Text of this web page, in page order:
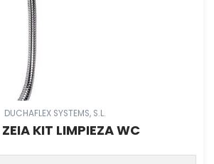
DUCHAFLEX SYSTEMS, S.L.
KIT LIMPIEZA WC